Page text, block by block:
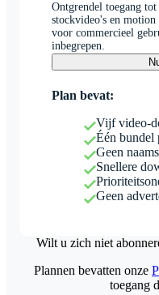
Ontgrendel toegang
stockvideo's en
voor commercieel
inbegrepen.
Plan bevat:
Vijf video-
Één bundel
Geen
Snellere
Geen
Wilt u zich niet
Plannen bevatten onze
toegang